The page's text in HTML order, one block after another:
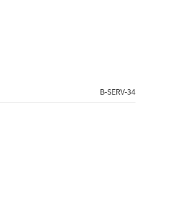
B-SERV-34